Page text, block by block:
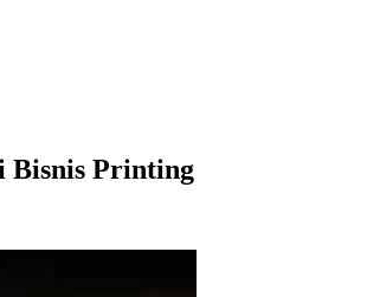
Bisnis Printing